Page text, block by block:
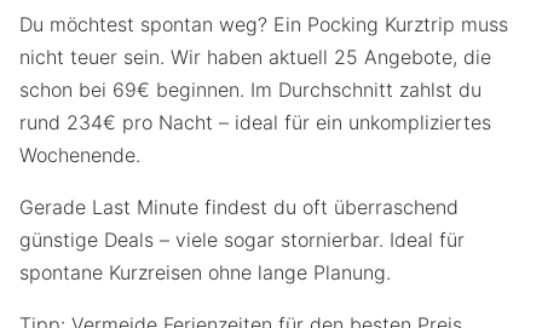
Du möchtest spontan weg? Ein Pocking Kurztrip muss
nicht teuer sein. Wir haben aktuell 25 Angebote, die
schon bei 69€ beginnen. Im Durchschnitt zahlst du
rund 234€ pro Nacht – ideal für ein unkompliziertes
Wochenende.
Gerade Last Minute findest du oft überraschend
günstige Deals – viele sogar stornierbar. Ideal für
spontane Kurzreisen ohne lange Planung.